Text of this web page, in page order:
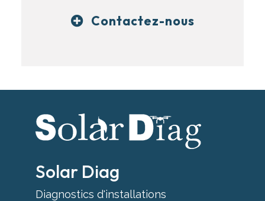
Contactez-nous
Solar Diag
Diagnostics d'installations